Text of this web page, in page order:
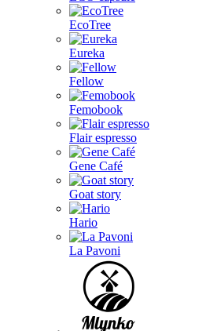
EcoTree
Eureka
Fellow
Femobook
Flair espresso
Gene Café
Goat story
Hario
La Pavoni